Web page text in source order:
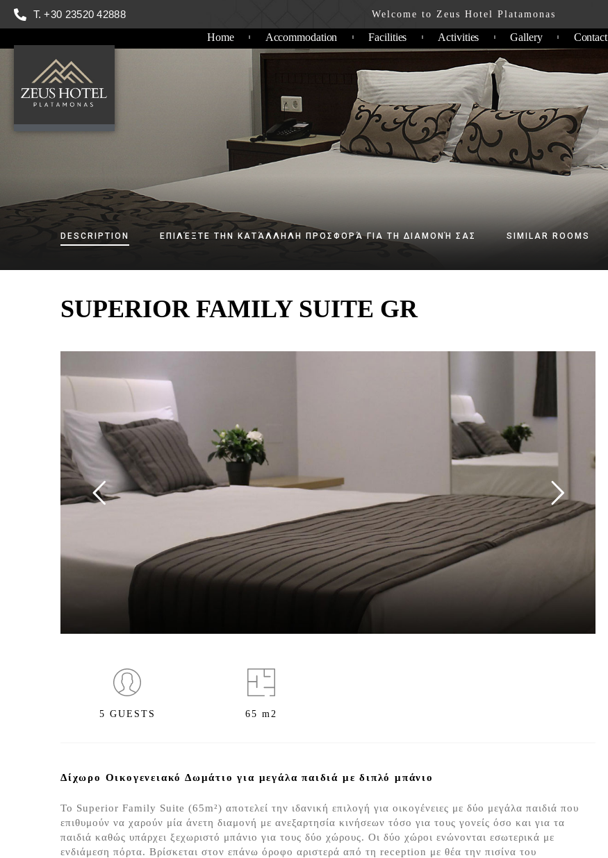
T. +30 23520 42888 Welcome to Zeus Hotel Platamonas
Home Accommodation Facilities Activities Gallery Contact
DESCRIPTION ΕΠΙΛΈΞΤΕ ΤΗΝ ΚΑΤΆΛΛΗΛΗ ΠΡΟΣΦΟΡΆ ΓΙΑ ΤΗ ΔΙΑΜΟΝΉ ΣΑΣ SIMILAR ROOMS
SUPERIOR FAMILY SUITE GR
5 GUESTS 65 m2
Δίχωρο Οικογενειακό Δωμάτιο για μεγάλα παιδιά με διπλό μπάνιο
Το Superior Family Suite (65m²) αποτελεί την ιδανική επιλογή για οικογένειες με δύο μεγάλα παιδιά που
επιθυμούν να χαρούν μία άνετη διαμονή με ανεξαρτησία κινήσεων τόσο για τους γονείς όσο και για τα
παιδιά καθώς υπάρχει ξεχωριστό μπάνιο για τους δύο χώρους. Οι δύο χώροι ενώνονται εσωτερικά με
ενδιάμεση πόρτα. Βρίσκεται στον επάνω όροφο αριστερά από τη reception με θέα την πισίνα του